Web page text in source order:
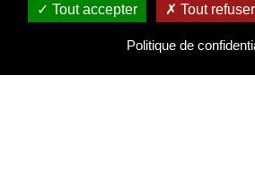
MENTIONS LÉGALES
Tout accepter
Tout refuser
Politique de